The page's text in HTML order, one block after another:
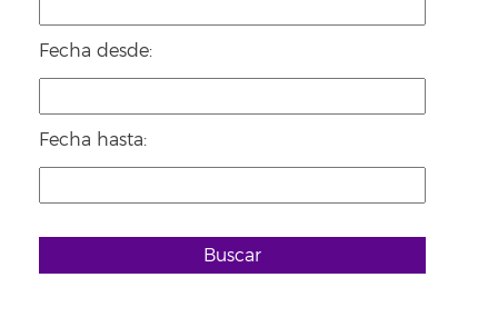
Fecha desde:
Fecha hasta:
Buscar